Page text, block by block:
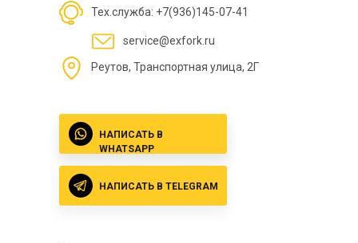
service@exfork.ru
Реутов, Транспортная улица, 2Г
Тех.служба: +7(936)145-07-41
НАПИСАТЬ В
WHATSAPP
НАПИСАТЬ В TELEGRAM